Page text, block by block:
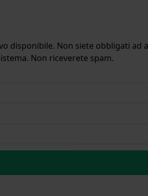
disponibile. Non siete obbligati ad
Non riceverete spam.